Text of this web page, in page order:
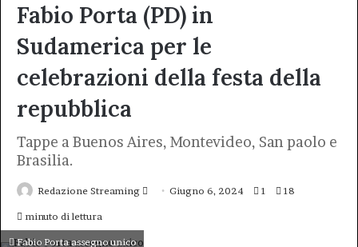
Fabio Porta (PD) in
Sudamerica per le
celebrazioni della festa della
repubblica
Tappe a Buenos Aires, Montevideo, San paolo e
Brasilia.
Redazione Streaming
InviaGiugno 6, 2024 1 18
minuto di lettura
Fabio Porta assegno unico